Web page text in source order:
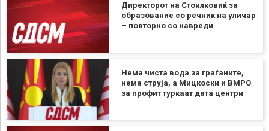
Директорот на Стоилковиќ за
образование со речник на уличар
– повторно со навреди
Нема чиста вода за граѓаните,
нема струја, а Мицкоски и ВМРО
за профит туркаат дата центри